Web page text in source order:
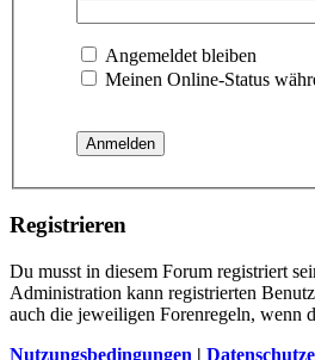
Angemeldet bleiben
Meinen Online-Status
Registrieren
Du musst in diesem Forum registriert
Administration kann registrierten
auch die jeweiligen Forenregeln, wenn
Nutzungsbedingungen |